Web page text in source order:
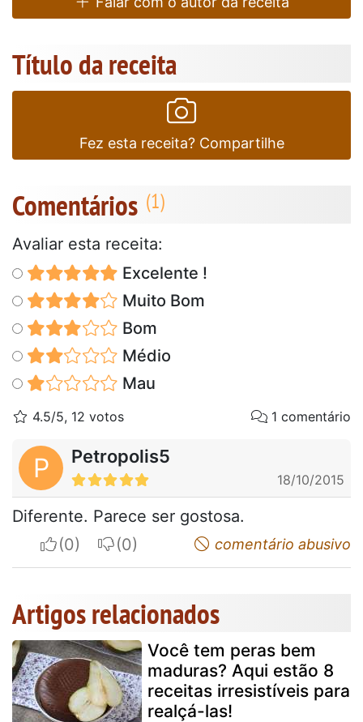
Título da receita
Fez esta receita? Compartilhe
Comentários
Avaliar esta receita:
Excelente !
Muito Bom
Bom
Médio
Mau
4.5/5, 12 votos 1 comentário
P Petropolis5
18/10/2015
Diferente. Parece ser gostosa.
I apreciateI do not appreciatecomentário abusivo
Artigos relacionados
Você tem peras bem
maduras? Aqui estão 8
receitas irresistíveis para
realçá-las!